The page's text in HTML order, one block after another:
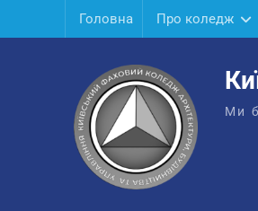
Головна Про коледж
Ми